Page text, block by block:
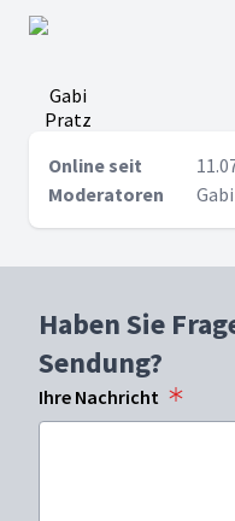
Gabi
Pratz
Online seit
Moderatoren
Haben Sie
Sendung?
Ihre Nachricht